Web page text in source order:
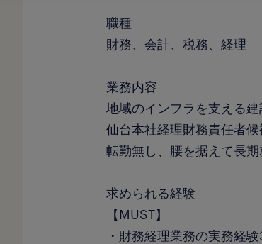
職種
財務、会計、税務、経理
業務内容
地域のインフラを支える
仙台本社経理財務責任者
転勤無し、腰を据えて長
求められる経験
【MUST】
・財務経理業務の実務経